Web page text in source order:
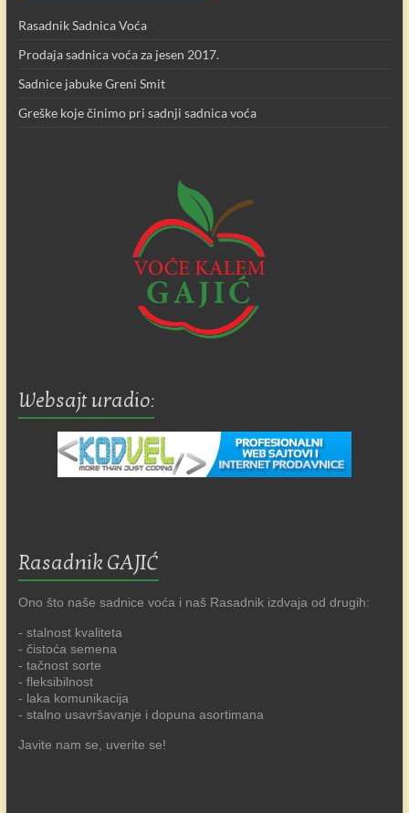
Rasadnik Sadnica Voća
Prodaja sadnica voća za jesen 2017.
Sadnice jabuke Greni Smit
Greške koje činimo pri sadnji sadnica voća
Websajt uradio:
Rasadnik GAJIĆ
Ono što naše sadnice voća i naš Rasadnik izdvaja od drugih:
- stalnost kvaliteta
- čistoća semena
- tačnost sorte
- fleksibilnost
- laka komunikacija
- stalno usavršavanje i dopuna asortimana
Javite nam se, uverite se!